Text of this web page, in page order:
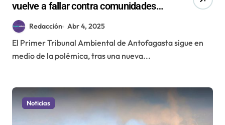
vuelve a fallar contra comunidades
locales y valida proyecto minero
Comahue cerca de Reserva La
Chimba
Redacción Abr 4, 2025
El Primer Tribunal Ambiental de Antofagasta sigue en
medio de la polémica, tras una nueva...
Noticias